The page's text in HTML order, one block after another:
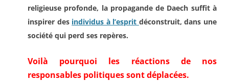
religieuse profonde, la propagande de Daech suffit à
inspirer des individus à l’esprit déconstruit, dans une
société qui perd ses repères.
Voilà pourquoi les réactions de nos
responsables politiquessont déplacées.